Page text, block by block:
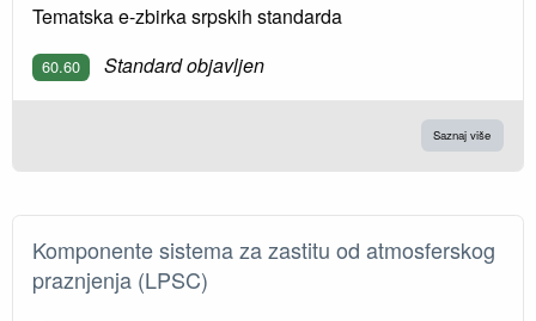
Tematska e-zbirka srpskih standarda
60.60 Standard objavljen
Saznaj više
Komponente sistema za zastitu od atmosferskog
praznjenja (LPSC)